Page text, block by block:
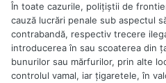
În toate cazurile, poliţiştii de
cauză lucrări penale sub aspectul
contrabandă, respectiv trecere
introducerea în sau scoaterea din
bunurilor sau mărfurilor, prin alte
controlul vamal, iar ţigaretele, în